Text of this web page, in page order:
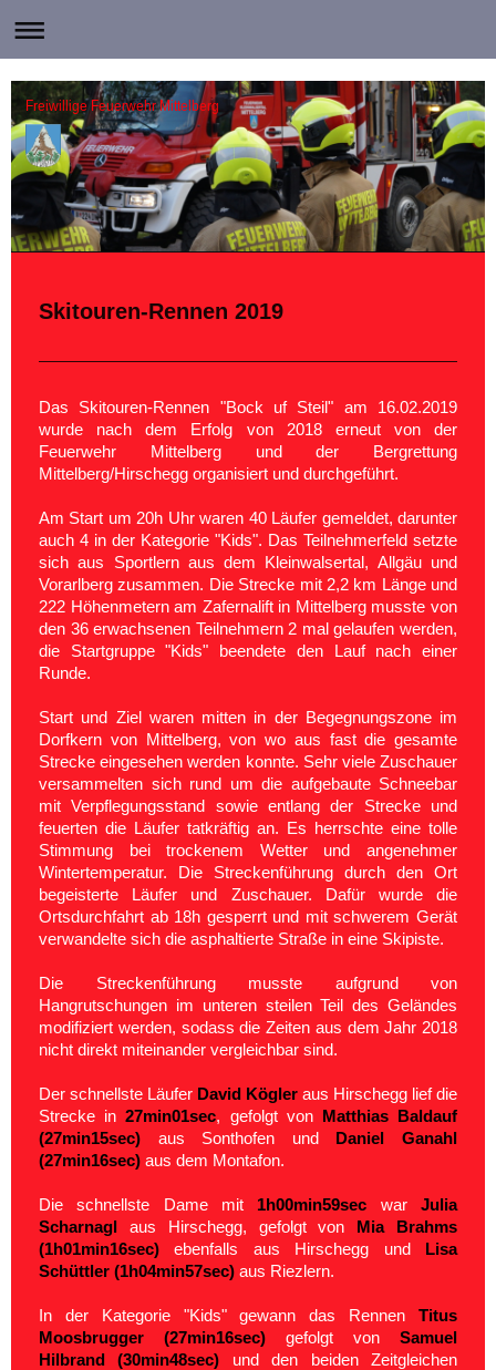
Freiwillige Feuerwehr Mittelberg
Skitouren-Rennen 2019
Das Skitouren-Rennen "Bock uf Steil" am 16.02.2019
wurde nach dem Erfolg von 2018 erneut von der
Feuerwehr Mittelberg und der Bergrettung
Mittelberg/Hirschegg organisiert und durchgeführt.
Am Start um 20h Uhr waren 40 Läufer gemeldet, darunter
auch 4 in der Kategorie "Kids". Das Teilnehmerfeld setzte
sich aus Sportlern aus dem Kleinwalsertal, Allgäu und
Vorarlberg zusammen. Die Strecke mit 2,2 km Länge und
222 Höhenmetern am Zafernalift in Mittelberg musste von
den 36 erwachsenen Teilnehmern 2 mal gelaufen werden,
die Startgruppe "Kids" beendete den Lauf nach einer
Runde.
Start und Ziel waren mitten in der Begegnungszone im
Dorfkern von Mittelberg, von wo aus fast die gesamte
Strecke eingesehen werden konnte. Sehr viele Zuschauer
versammelten sich rund um die aufgebaute Schneebar
mit Verpflegungsstand sowie entlang der Strecke und
feuerten die Läufer tatkräftig an. Es herrschte eine tolle
Stimmung bei trockenem Wetter und angenehmer
Wintertemperatur. Die Streckenführung durch den Ort
begeisterte Läufer und Zuschauer. Dafür wurde die
Ortsdurchfahrt ab 18h gesperrt und mit schwerem Gerät
verwandelte sich die asphaltierte Straße in eine Skipiste.
Die Streckenführung musste aufgrund von
Hangrutschungen im unteren steilen Teil des Geländes
modifiziert werden, sodass die Zeiten aus dem Jahr 2018
nicht direkt miteinander vergleichbar sind.
Der schnellste Läufer David Kögler aus Hirschegg lief die
Strecke in 27min01sec, gefolgt von Matthias Baldauf
(27min15sec)
aus Sonthofen und
Daniel Ganahl
(27min16sec) aus dem Montafon.
Die schnellste Dame mit 1h00min59sec war
Julia
Scharnagl
aus Hirschegg, gefolgt von
Mia Brahms
(1h01min16sec)
ebenfalls aus Hirschegg und
Lisa
Schüttler (1h04min57sec) aus Riezlern.
In der Kategorie "Kids" gewann das Rennen
Titus
Moosbrugger (27min16sec)
gefolgt von
Samuel
Hilbrand (30min48sec)
und den beiden Zeitgleichen